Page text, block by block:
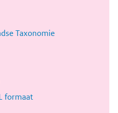
Taxonomie
formaat